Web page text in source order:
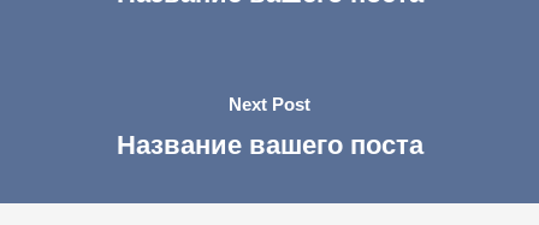
Next Post
Название вашего поста